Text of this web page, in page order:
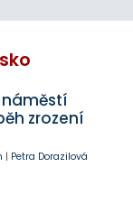
zrození
| Petra Dorazilová